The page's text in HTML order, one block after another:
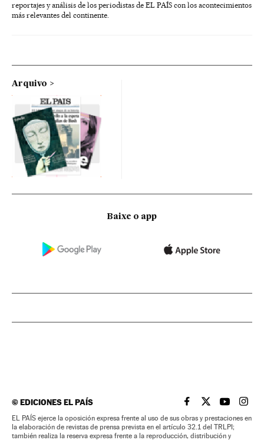
reportajes y análisis de los periodistas de EL PAÍS con los acontecimientos
más relevantes del continente.
Arquivo
Baixe o app
©EDICIONES EL PAÍS EL PAÍS BRASIL EN
EL PAÍSEL PAÍS
EL
EL PAÍS ejerce la oposición expresa frente al uso de sus obras y prestaciones en
la elaboración de revistas de prensa prevista en el artículo 32.1 del TRLPI;
también realiza la reserva expresa frente a la reproducción, distribución y